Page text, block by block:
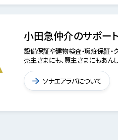
小田急仲介のサポート
設備保証や建物検査・瑕疵保証・
売主さまにも、買主さまにもあん
ソナエアラバについて